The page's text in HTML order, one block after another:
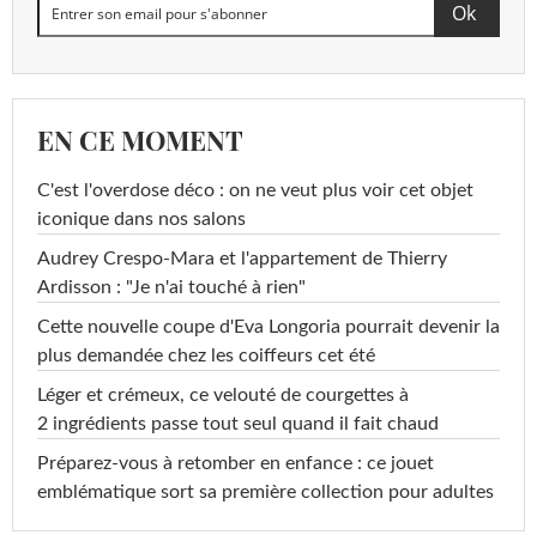
EN CE MOMENT
C'est l'overdose déco : on ne veut plus voir cet objet
iconique dans nos salons
Audrey Crespo-Mara et l'appartement de Thierry
Ardisson : "Je n'ai touché à rien"
Cette nouvelle coupe d'Eva Longoria pourrait devenir la
plus demandée chez les coiffeurs cet été
Léger et crémeux, ce velouté de courgettes à
2 ingrédients passe tout seul quand il fait chaud
Préparez-vous à retomber en enfance : ce jouet
emblématique sort sa première collection pour adultes